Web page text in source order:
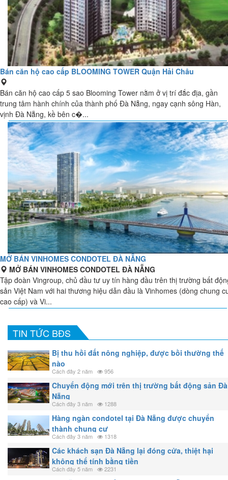
Bán căn hộ cao cấp BLOOMING TOWER Quận Hải Châu
Bán căn hộ cao cấp 5 sao Blooming Tower nằm ở vị trí đắc địa, gần
trung tâm hành chính của thành phố Đà Nẵng, ngay cạnh sông Hàn,
vịnh Đà Nẵng, kề bên c�...
MỞ BÁN VINHOMES CONDOTEL ĐÀ NẴNG
MỞ BÁN VINHOMES CONDOTEL ĐÀ NẴNG
Tập đoàn Vingroup, chủ đầu tư uy tín hàng đầu trên thị trường bất
sản Việt Nam với hai thương hiệu dẫn đầu là Vinhomes (dòng chung
cao cấp) và Vi...
TIN TỨC BĐS
Bị thu hồi đất nông nghiệp, được bồi thường thế
nào
Cách đây 2 năm 956
Chuyển động mới trên thị trường bất động sản Đà
Nẵng
Cách đây 3 năm 1288
Hàng ngàn condotel tại Đà Nẵng được chuyển
thành chung cư
Cách đây 3 năm 1318
Các khách sạn Đà Nẵng lại đóng cửa, thiệt hại
không thể tính bằng tiền
Cách đây 5 năm 2231